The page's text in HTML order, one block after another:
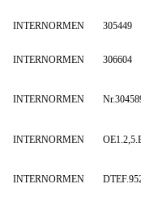
INTERNORMEN 305449
INTERNORMEN 306604
INTERNORMEN
INTERNORMEN
INTERNORMEN